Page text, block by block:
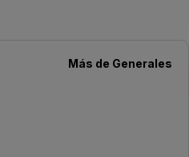
Más de Generales